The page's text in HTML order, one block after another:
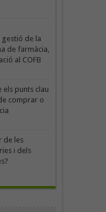
de la
de farmàcia,
al COFB
els punts clau
comprar o
de les
i dels